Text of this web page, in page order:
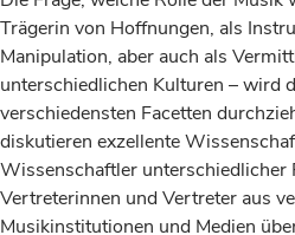
Trägerin von Hoffnungen, als
Manipulation, aber auch als
unterschiedlichen Kulturen – wird
verschiedensten Facetten
diskutieren exzellente
Wissenschaftler unterschiedlicher
Vertreterinnen und Vertreter aus
Musikinstitutionen und Medien